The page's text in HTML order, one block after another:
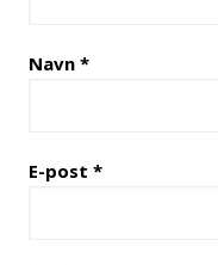
Navn *
E-post *